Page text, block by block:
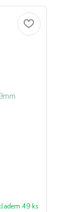
49 ks